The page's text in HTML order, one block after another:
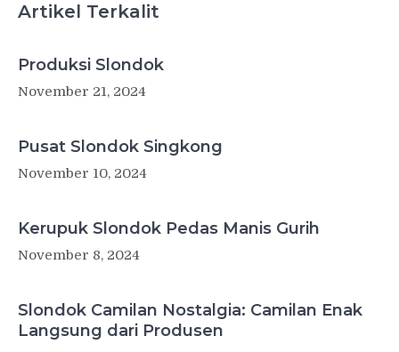
Artikel Terkalit
Produksi Slondok
November 21, 2024
Pusat Slondok Singkong
November 10, 2024
Kerupuk Slondok Pedas Manis Gurih
November 8, 2024
Slondok Camilan Nostalgia: Camilan Enak
Langsung dari Produsen